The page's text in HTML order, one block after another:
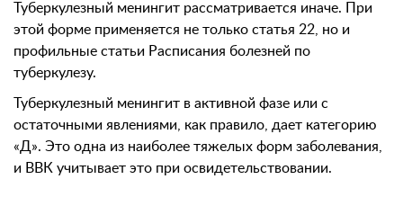
Туберкулезный менингит рассматривается иначе. При
этой форме применяется не только статья 22, но и
профильные статьи Расписания болезней по
туберкулезу.
Туберкулезный менингит в активной фазе или с
остаточными явлениями, как правило, дает категорию
«Д». Это одна из наиболее тяжелых форм заболевания,
и ВВК учитывает это при освидетельствовании.